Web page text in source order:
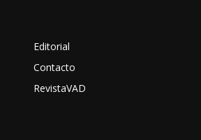
Editorial
Contacto
RevistaVAD